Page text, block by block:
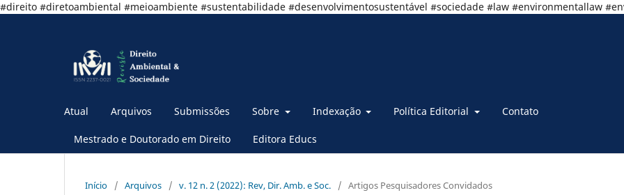
#direito #diretoambiental #meioambiente #sustentabilidade #desenvolvimentosustentável #sociedade #law #environmentallaw
Atual Arquivos Submissões Sobre Indexação Política Editorial Contato
Mestrado e Doutorado em Direito Editora Educs
Início / Arquivos / v. 12 n. 2 (2022): Rev, Dir. Amb. e Soc. / Artigos Pesquisadores Convidados